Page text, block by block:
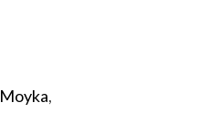
Moyka,